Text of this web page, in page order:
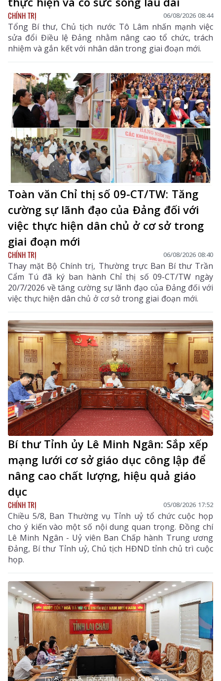
CHÍNH TRỊ 06/08/2026 08:44
Tổng Bí thư, Chủ tịch nước Tô Lâm nhấn mạnh việc
sửa đổi Điều lệ Đảng nhằm nâng cao tổ chức, trách
nhiệm và gắn kết với nhân dân trong giai đoạn mới.
Toàn văn Chỉ thị số 09-CT/TW: Tăng
cường sự lãnh đạo của Đảng đối với
việc thực hiện dân chủ ở cơ sở trong
giai đoạn mới
CHÍNH TRỊ 06/08/2026 08:40
Thay mặt Bộ Chính trị, Thường trực Ban Bí thư Trần
Cẩm Tú đã ký ban hành Chỉ thị số 09-CT/TW ngày
20/7/2026 về tăng cường sự lãnh đạo của Đảng đối với
việc thực hiện dân chủ ở cơ sở trong giai đoạn mới.
Bí thư Tỉnh ủy Lê Minh Ngân: Sắp xếp
mạng lưới cơ sở giáo dục công lập để
nâng cao chất lượng, hiệu quả giáo
dục
CHÍNH TRỊ 05/08/2026 17:52
Chiều 5/8, Ban Thường vụ Tỉnh uỷ tổ chức cuộc họp
cho ý kiến vào một số nội dung quan trọng. Đồng chí
Lê Minh Ngân - Uỷ viên Ban Chấp hành Trung ương
Đảng, Bí thư Tỉnh uỷ, Chủ tịch HĐND tỉnh chủ trì cuộc
họp.